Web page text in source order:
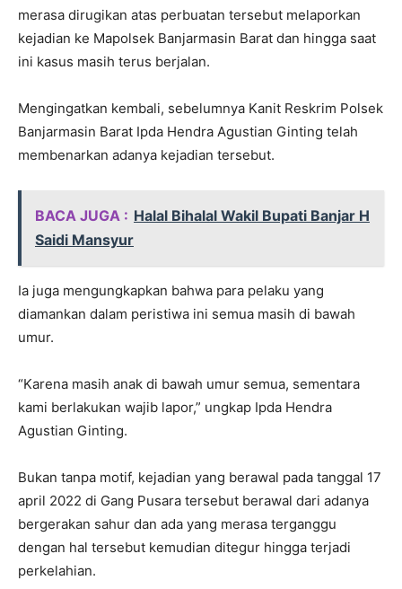
merasa dirugikan atas perbuatan tersebut melaporkan
kejadian ke Mapolsek Banjarmasin Barat dan hingga saat
ini kasus masih terus berjalan.
Mengingatkan kembali, sebelumnya Kanit Reskrim Polsek
Banjarmasin Barat Ipda Hendra Agustian Ginting telah
membenarkan adanya kejadian tersebut.
BACA JUGA : Halal Bihalal Wakil Bupati Banjar H
Saidi Mansyur
Ia juga mengungkapkan bahwa para pelaku yang
diamankan dalam peristiwa ini semua masih di bawah
umur.
“Karena masih anak di bawah umur semua, sementara
kami berlakukan wajib lapor,” ungkap Ipda Hendra
Agustian Ginting.
Bukan tanpa motif, kejadian yang berawal pada tanggal 17
april 2022 di Gang Pusara tersebut berawal dari adanya
bergerakan sahur dan ada yang merasa terganggu
dengan hal tersebut kemudian ditegur hingga terjadi
perkelahian.